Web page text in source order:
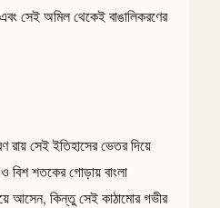
সেই অমিল থেকেই বাঙালিকরণের
রায় সেই ইতিহাসের ভেতর দিয়ে
বিশ শতকের গোড়ায় বাংলা
আসেন, কিন্তু সেই কাঠামোর গভীর